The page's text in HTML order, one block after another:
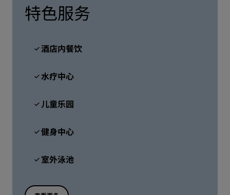
特色服务
酒店内餐饮
水疗中心
儿童乐园
健身中心
室外泳池